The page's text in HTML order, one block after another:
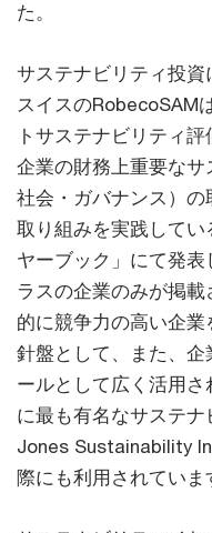
た。
サステナビリティ投
スイスのRobecoSAM
トサステナビリティ
企業の財務上重要なサ
社会・ガバナンス）
取り組みを実践してい
ヤーブック」にて発
ラスの企業のみが掲
的に競争力の高い企
針盤として、また、
ールとして広く活用
に最も有名なサステ
Jones Sustainability
際にも利用されていま